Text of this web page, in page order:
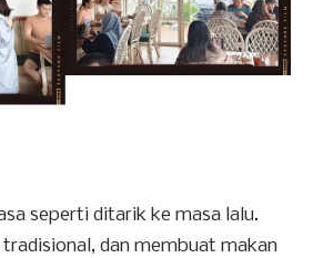
seperti ditarik ke masa lalu.
dan membuat makan